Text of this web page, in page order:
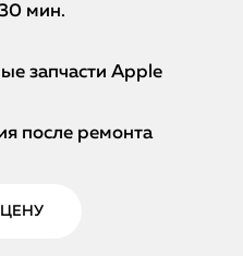
мин.
запчасти Apple
после ремонта